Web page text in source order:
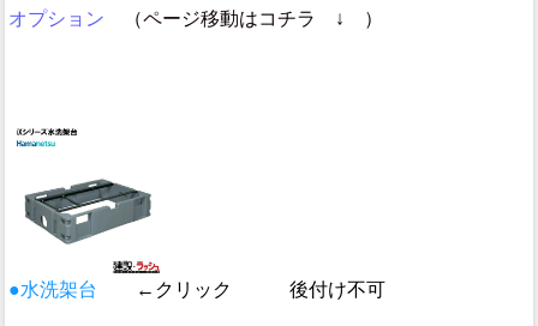
オプション （ページ移動はコチラ ↓ ）
●水洗架台 ←クリック 後付け不可